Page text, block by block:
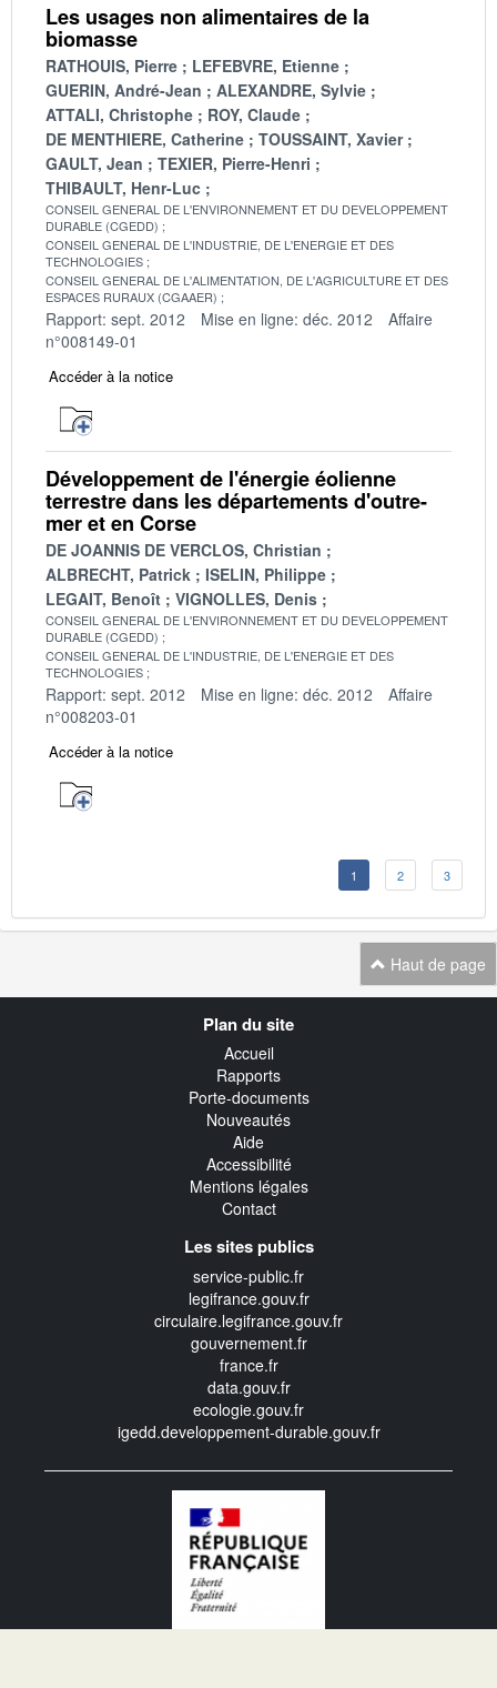
Les usages non alimentaires de la
biomasse
RATHOUIS, Pierre
LEFEBVRE, Etienne
GUERIN, André-Jean
ALEXANDRE, Sylvie
ATTALI, Christophe
ROY, Claude
DE MENTHIERE, Catherine
TOUSSAINT, Xavier
GAULT, Jean
TEXIER, Pierre-Henri
THIBAULT, Henr-Luc
CONSEIL GENERAL DE L'ENVIRONNEMENT ET DU DEVELOPPEMENT
DURABLE (CGEDD)
CONSEIL GENERAL DE L'INDUSTRIE, DE L'ENERGIE ET DES
TECHNOLOGIES
CONSEIL GENERAL DE L'ALIMENTATION, DE L'AGRICULTURE ET DES
ESPACES RURAUX (CGAAER)
Rapport: sept. 2012 Mise en ligne: déc. 2012
Affaire
n°008149-01
Accéder à la notice
Développement de l'énergie éolienne
terrestre dans les départements d'outre-
mer et en Corse
DE JOANNIS DE VERCLOS, Christian
ALBRECHT, Patrick
ISELIN, Philippe
LEGAIT, Benoît
VIGNOLLES, Denis
CONSEIL GENERAL DE L'ENVIRONNEMENT ET DU DEVELOPPEMENT
DURABLE (CGEDD)
CONSEIL GENERAL DE L'INDUSTRIE, DE L'ENERGIE ET DES
TECHNOLOGIES
Rapport: sept. 2012 Mise en ligne: déc. 2012
Affaire
n°008203-01
Accéder à la notice
1 2 3
Haut de page
Plan du site
Accueil
Rapports
Porte-documents
Nouveautés
Aide
Accessibilité
Mentions légales
Contact
Les sites publics
service-public.fr
legifrance.gouv.fr
circulaire.legifrance.gouv.fr
gouvernement.fr
france.fr
data.gouv.fr
ecologie.gouv.fr
igedd.developpement-durable.gouv.fr